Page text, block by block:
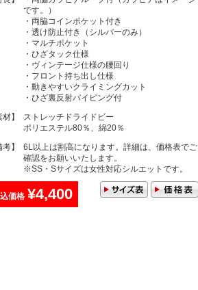
です。）
・両脇コインポケット付き
・透け防止付き（シルバーのみ）
・マルチポケット
・ひざタック仕様
・ヴィンテージ仕様の腰回り
・フロント持ち出し仕様
・動きやすいクライミングカット
・ひざ裏反射パイピング付
材】
ストレッチドライドビー
ポリエステル80％、綿20％
考】
6L以上は割高になります。詳細は、価格表でご
確認をお願いいたします。
※SS・Sサイズは女性対応シルエットです。
価格 ¥4,400